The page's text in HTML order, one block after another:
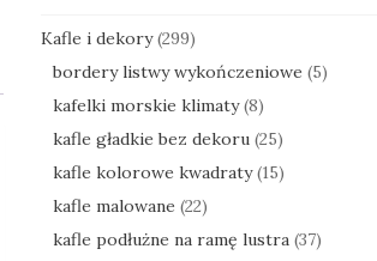
Kafle i dekory (299)
bordery listwy wykończeniowe (5)
kafelki morskie klimaty (8)
kafle gładkie bez dekoru (25)
kafle kolorowe kwadraty (15)
kafle malowane (22)
kafle podłużne na ramę lustra (37)